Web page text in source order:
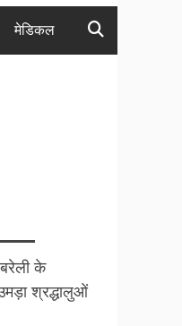
मेडिकल
के
श्रद्धालुओं